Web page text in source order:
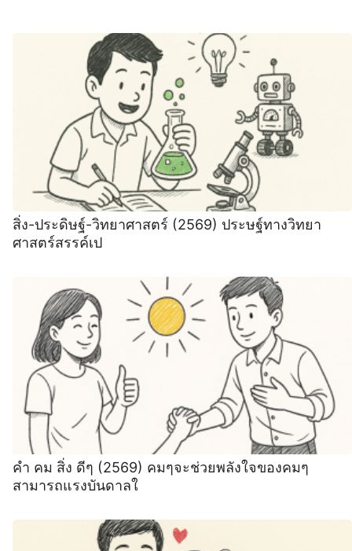
สิ่ง-ประดิษฐ์-วิทยาศาสตร์ (2569) ประษฐ์ทางวิทยา
ศาสตร์สรรค์เป
คํา คม สิ่ง ดีๆ (2569) คมๆจะช่วยพลังใจของคมๆ
สามารถแรงบันดาลใ